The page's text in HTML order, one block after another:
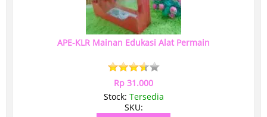
APE-KLR Mainan Edukasi Alat Permain
Rp 31.000
Stock: Tersedia
SKU: